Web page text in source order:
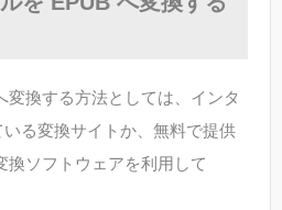
変換する方法としては、インタ
る変換サイトか、無料で提供
換ソフトウェアを利用して